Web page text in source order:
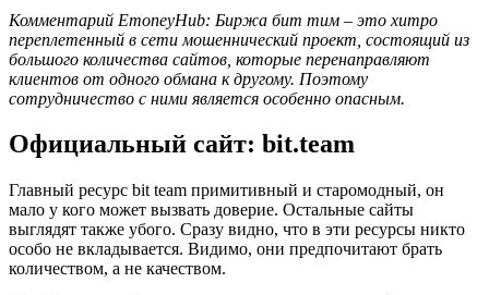
Комментарий EmoneyHub: Биржа бит тим – это хитро
переплетенный в сети мошеннический проект, состоящий из
большого количества сайтов, которые перенаправляют
клиентов от одного обмана к другому. Поэтому
сотрудничество с ними является особенно опасным.
Официальный сайт: bit.team
Главный ресурс bit team примитивный и старомодный, он
мало у кого может вызвать доверие. Остальные сайты
выглядят также убого. Сразу видно, что в эти ресурсы никто
особо не вкладывается. Видимо, они предпочитают брать
количеством, а не качеством.